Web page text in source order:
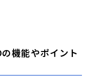
機能やポイント